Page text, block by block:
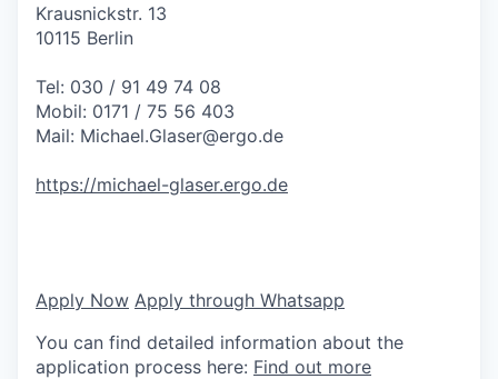
Krausnickstr. 13
10115 Berlin
Tel: 030 / 91 49 74 08
Mobil: 0171 / 75 56 403
Mail: Michael.Glaser@ergo.de
https://michael-glaser.ergo.de
Apply Now Apply through Whatsapp
You can find detailed information about the
application process here: Find out more